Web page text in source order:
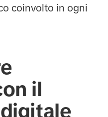
coinvolto in ogni
il